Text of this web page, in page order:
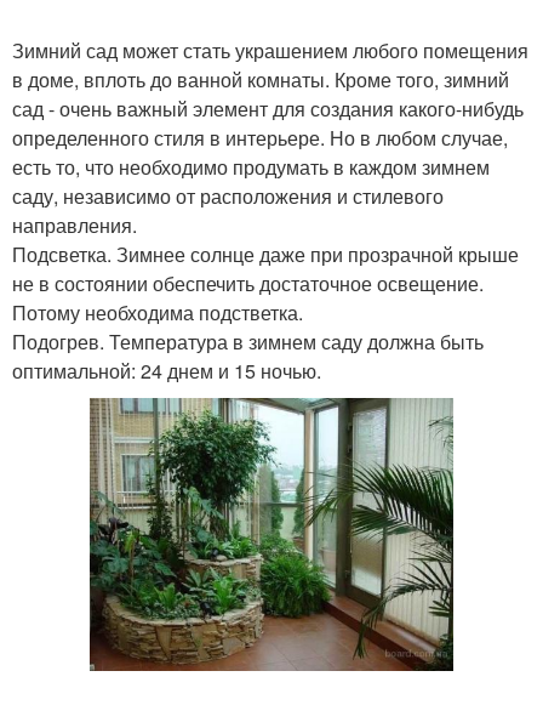
Зимний сад может стать украшением любого помещения
в доме, вплоть до ванной комнаты. Кроме того, зимний
сад - очень важный элемент для создания какого-нибудь
определенного стиля в интерьере. Но в любом случае,
есть то, что необходимо продумать в каждом зимнем
саду, независимо от расположения и стилевого
направления.
Подсветка. Зимнее солнце даже при прозрачной крыше
не в состоянии обеспечить достаточное освещение.
Потому необходима подстветка.
Подогрев. Температура в зимнем саду должна быть
оптимальной: 24 днем и 15 ночью.